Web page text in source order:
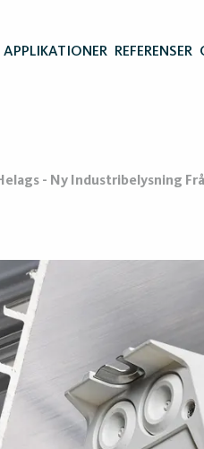
APPLIKATIONER REFERENSER
- Ny Industribelysning